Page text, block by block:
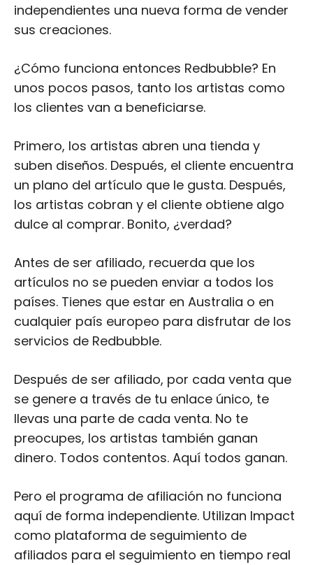
independientes una nueva forma de vender
sus creaciones.
¿Cómo funciona entonces Redbubble? En
unos pocos pasos, tanto los artistas como
los clientes van a beneficiarse.
Primero, los artistas abren una tienda y
suben diseños. Después, el cliente encuentra
un plano del artículo que le gusta. Después,
los artistas cobran y el cliente obtiene algo
dulce al comprar. Bonito, ¿verdad?
Antes de ser afiliado, recuerda que los
artículos no se pueden enviar a todos los
países. Tienes que estar en Australia o en
cualquier país europeo para disfrutar de los
servicios de Redbubble.
Después de ser afiliado, por cada venta que
se genere a través de tu enlace único, te
llevas una parte de cada venta. No te
preocupes, los artistas también ganan
dinero. Todos contentos. Aquí todos ganan.
Pero el programa de afiliación no funciona
aquí de forma independiente. Utilizan Impact
como plataforma de seguimiento de
afiliados para el seguimiento en tiempo real